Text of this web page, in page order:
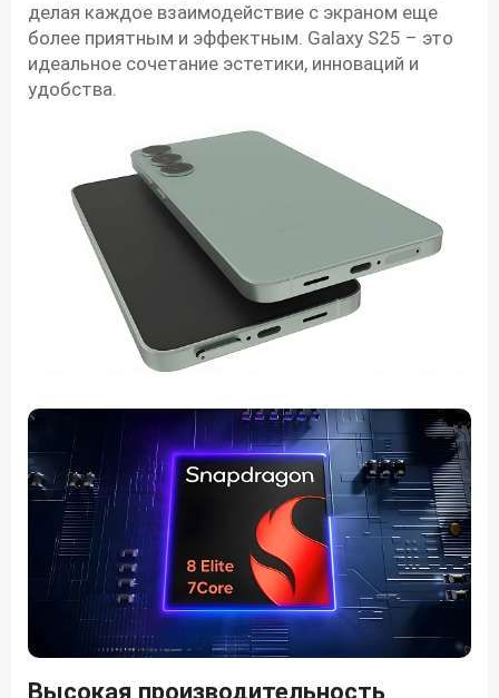
делая каждое взаимодействие с экраном еще
более приятным и эффектным. Galaxy S25 – это
идеальное сочетание эстетики, инноваций и
удобства.
Высокая производительность